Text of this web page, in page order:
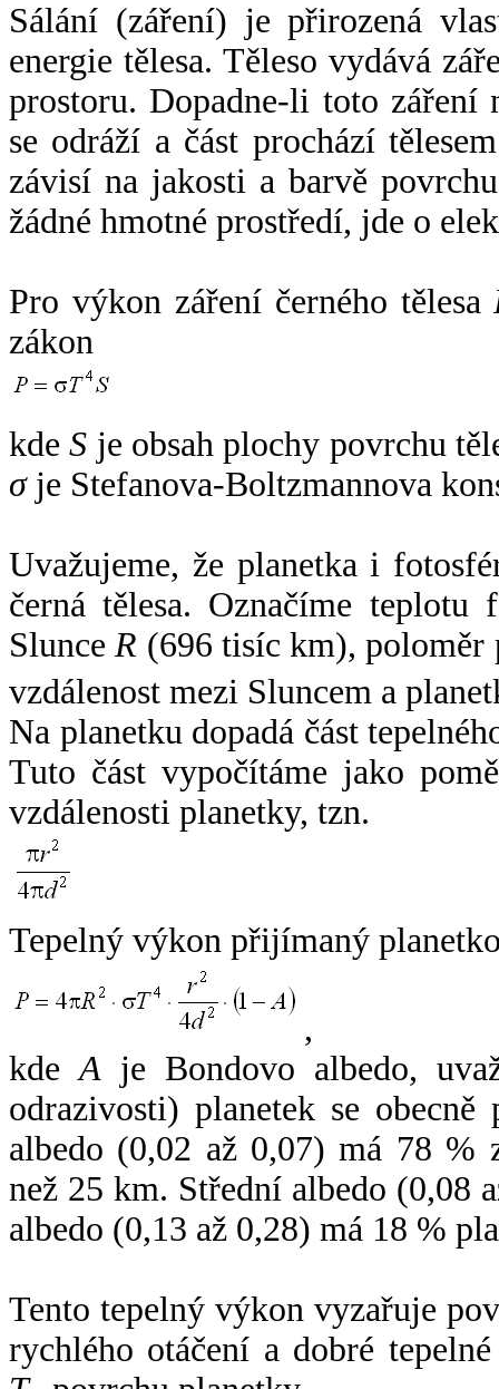
Sálání (záření) je přirozená
energie tělesa. Těleso vydává
prostoru. Dopadne-li toto záření
se odráží a část prochází
závisí na jakosti a barvě
žádné hmotné prostředí, jde o
Pro výkon záření černého tělesa
zákon
kdeS je obsah plochy povrchu
σje Stefanova-Boltzmannova
Uvažujeme, že planetka i
černá tělesa. Označíme
SlunceR (696 tisíc km),
vzdálenost mezi Sluncem a
Na planetku dopadá část
Tuto část vypočítáme jako
vzdálenosti planetky, tzn.
Tepelný výkon přijímaný
,
kdeA je Bondovo albedo,
odrazivosti) planetek se
albedo (0,02 až 0,07) má 78 %
než 25 km. Střední albedo (0,08
albedo (0,13 až 0,28) má 18 %
Tento tepelný výkon vyzařuje
rychlého otáčení a dobré